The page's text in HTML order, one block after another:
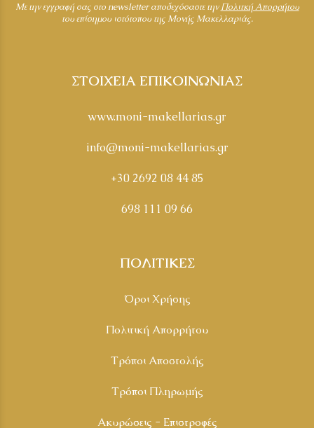
Mε την εγγραφή σας στο newsletter αποδεχόσαστε τηνΠολιτκή Απορρήτου
του επίσημου ιστότοπου της Μονής Μακελλαριάς.
ΣΤΟΙΧΕΙΑ ΕΠΙΚΟΙΝΩΝΙΑΣ
www.moni-makellarias.gr
info@moni-makellarias.gr
+30 2692 08 44 85
698 111 09 66
ΠΟΛΙΤΙΚΕΣ
Όροι Χρήσης
Πολιτική Απορρήτου
Τρόποι Αποστολής
Τρόποι Πληρωμής
Ακυρώσεις - Επιστροφές